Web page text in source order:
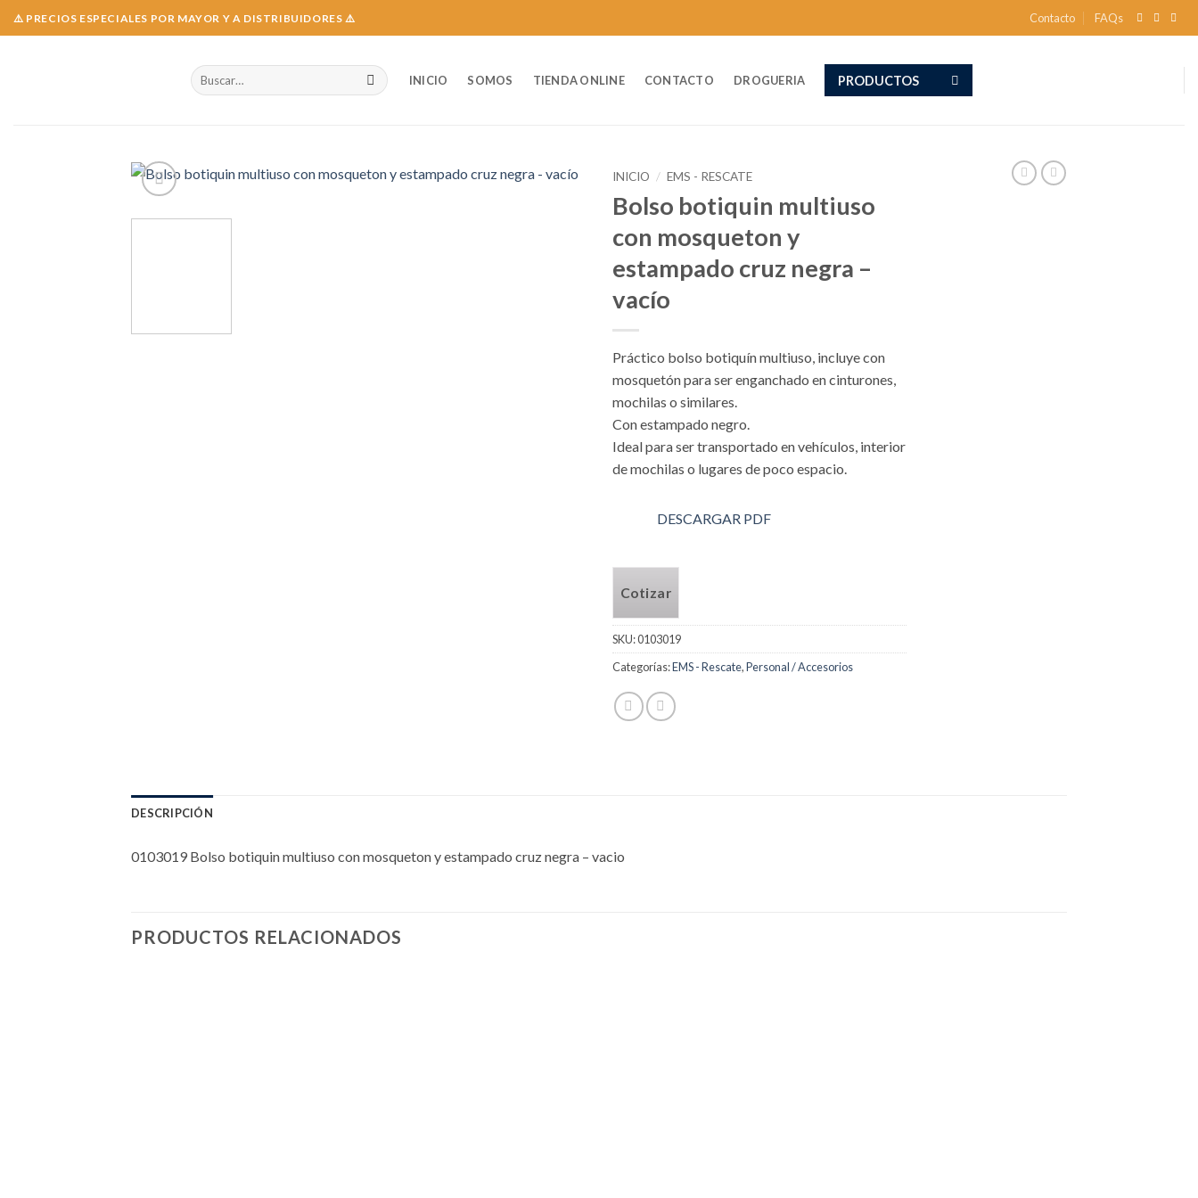
Skip
to
⚠️ PRECIOS ESPECIALES POR MAYOR Y A DISTRIBUIDORES ⚠️ Contacto FAQs
Buscar
por:
INICIO SOMOS TIENDA ONLINE CONTACTO DROGUERIA PRODUCTOS
INICIO / EMS - RESCATE
Bolso botiquin multiuso
con mosqueton y
estampado cruz negra –
vacío
Práctico bolso botiquín multiuso, incluye con
mosquetón para ser enganchado en cinturones,
mochilas o similares.
Con estampado negro.
Ideal para ser transportado en vehículos, interior
de mochilas o lugares de poco espacio.
DESCARGAR PDF
Cotizar
SKU:0103019
Categorías:EMS - Rescate,Personal / Accesorios
DESCRIPCIÓN
0103019 Bolso botiquin multiuso con mosqueton y estampado cruz negra – vacio
PRODUCTOS RELACIONADOS